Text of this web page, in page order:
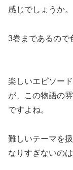
感じでしょうか。
3巻まであるので
楽しいエピソー
が、この物語の
ですよね。
難しいテーマを
なりすぎないのは